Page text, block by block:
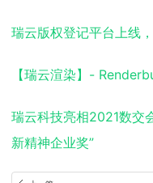
瑞云版权登记平台上线
【瑞云渲染】-
瑞云科技亮相2021数交
新精神企业奖”